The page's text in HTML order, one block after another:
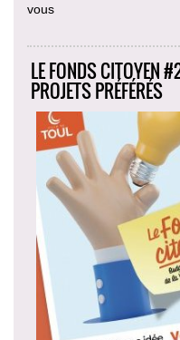
vous
LE FONDS CITOYEN
PROJETS PRÉFÉRÉS